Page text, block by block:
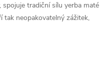
tradiční sílu yerba maté
tak neopakovatelný zážitek,